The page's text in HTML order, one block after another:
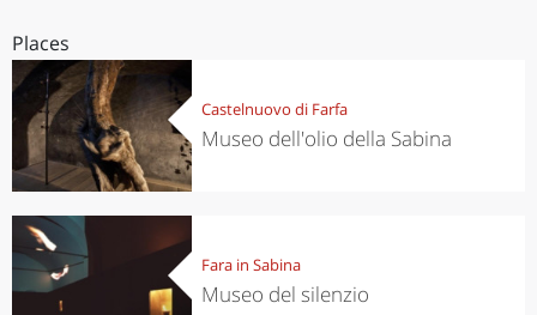
Places
Castelnuovo di Farfa
Museo dell'olio della Sabina
Fara in Sabina
Museo del silenzio